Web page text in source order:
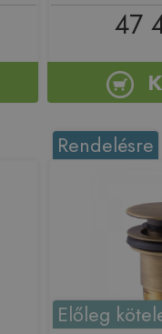
47
Rendelésre
Előleg